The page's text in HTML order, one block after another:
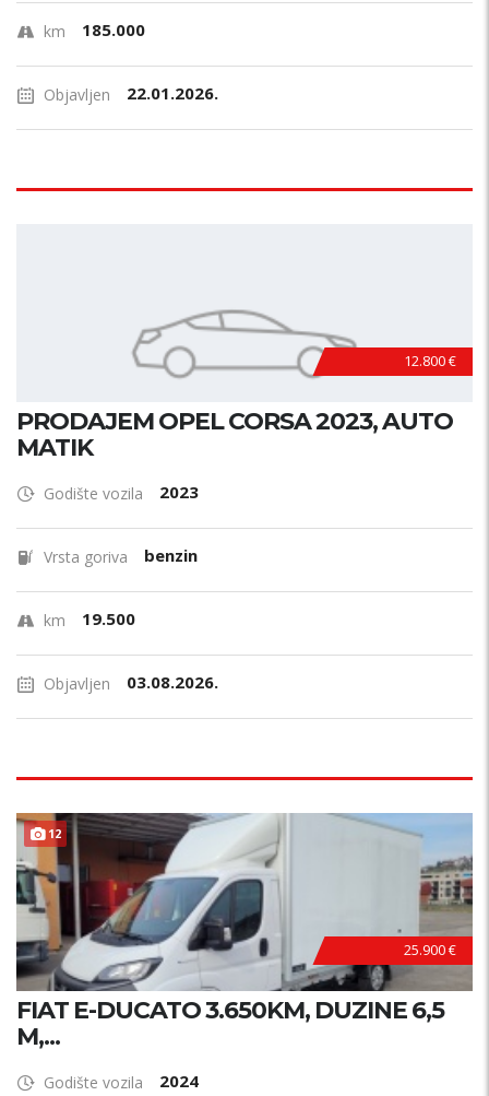
km 185.000
Objavljen 22.01.2026.
12.800 €
PRODAJEM OPEL CORSA 2023, AUTO
MATIK
Godište vozila 2023
Vrsta goriva benzin
km 19.500
Objavljen 03.08.2026.
12
25.900 €
FIAT E-DUCATO 3.650KM, DUZINE 6,5
M,...
Godište vozila 2024